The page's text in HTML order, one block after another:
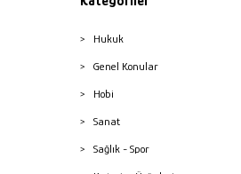
Hukuk
Genel Konular
Hobi
Sanat
Sağlık - Spor